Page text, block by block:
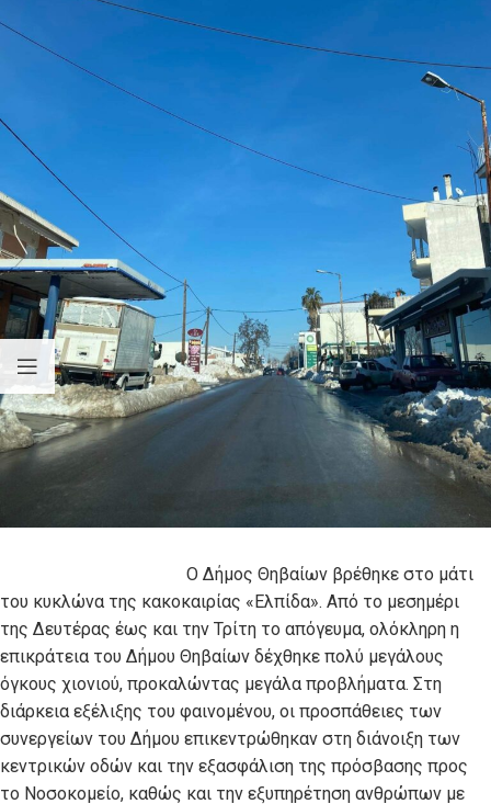
Ο Δήμος Θηβαίων βρέθηκε στο μάτι
του κυκλώνα της κακοκαιρίας «Ελπίδα». Από το μεσημέρι
της Δευτέρας έως και την Τρίτη το απόγευμα, ολόκληρη η
επικράτεια του Δήμου Θηβαίων δέχθηκε πολύ μεγάλους
όγκους χιονιού, προκαλώντας μεγάλα προβλήματα. Στη
διάρκεια εξέλιξης του φαινομένου, οι προσπάθειες των
συνεργείων του Δήμου επικεντρώθηκαν στη διάνοιξη των
κεντρικών οδών και την εξασφάλιση της πρόσβασης προς
το Νοσοκομείο, καθώς και την εξυπηρέτηση ανθρώπων με